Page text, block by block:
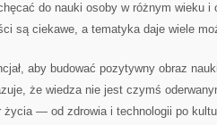
do nauki osoby w różnym wieku i
są ciekawe, a tematyka daje wiele
aby budować pozytywny obraz
że wiedza nie jest czymś
życia — od zdrowia i technologii po